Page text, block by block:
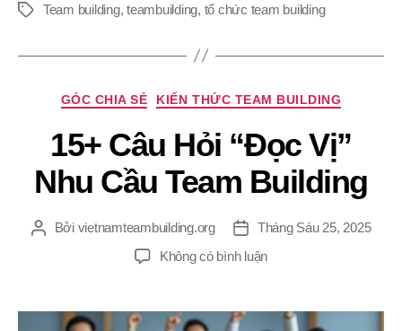
Thẻ Team building,teambuilding, tổ chức team building
Chuyên
GÓC CHIA SẺ KIẾN THỨC TEAM BUILDING
15+ Câu Hỏi “Đọc Vị”
Nhu Cầu Team Building
TácBởi vietnamteambuilding.org
Ngày
đăng
Tháng Sáu 25, 2025
Không có bình luậnở
Hỏi